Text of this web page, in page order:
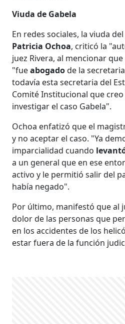
Viuda de Gabela
En redes sociales, la viuda
Patricia Ochoa, criticó la
juez Rivera, al mencionar
"fueabogadode la
todavía esta secretaria del
Comité Institucional que creo
investigar el caso Gabela".
Ochoa enfatizó que el
y no aceptar el caso. "Ya
imparcialidad cuando
a un general que en ese
activo y le permitió salir del
había negado".
Por último, manifestó que al
dolor de las personas que
en los accidentes de los
estar fuera de la función